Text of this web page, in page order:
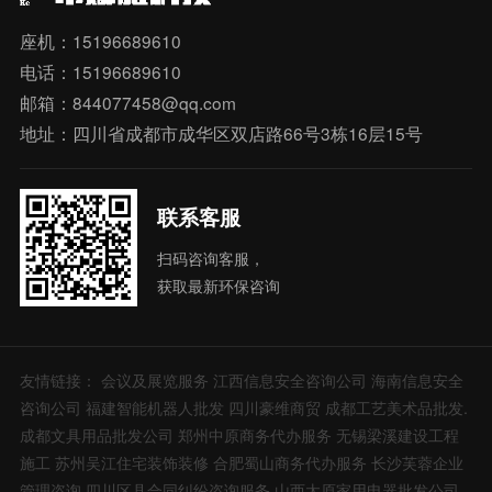
座机：15196689610
电话：15196689610
邮箱：844077458@qq.com
地址：四川省成都市成华区双店路66号3栋16层15号
联系客服
扫码咨询客服，
获取最新环保咨询
友情链接： 会议及展览服务 江西信息安全咨询公司 海南信息安全
咨询公司 福建智能机器人批发 四川豪维商贸 成都工艺美术品批发.
成都文具用品批发公司 郑州中原商务代办服务 无锡梁溪建设工程
施工 苏州吴江住宅装饰装修 合肥蜀山商务代办服务 长沙芙蓉企业